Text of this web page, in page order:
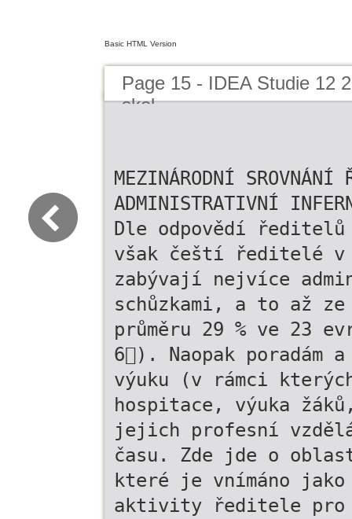
Basic HTML Version
Page 15 - IDEA Studie 12
skol
MEZINÁRODNÍ
ADMINISTRATIVNÍ
Dle odpovědí
však čeští ředitelé v
zabývají nejvíce
schůzkami, a to až
průměru 29 % ve 23
6). Naopak poradám
výuku (v rámci
hospitace, výuka
jejich profesní
času. Zde jde o
které je vnímáno
aktivity ředitele pro